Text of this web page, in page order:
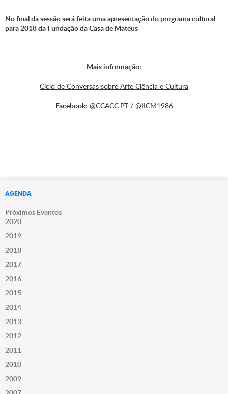
No final da sessão será feita uma apresentação do programa cultural
para 2018 da Fundação da Casa de Mateus
Mais informação:
Ciclo de Conversas sobre Arte Ciência e Cultura
Facebook: @CCACC.PT/ @IICM1986
AGENDA
Próximos Eventos
2020
2019
2018
2017
2016
2015
2014
2013
2012
2011
2010
2009